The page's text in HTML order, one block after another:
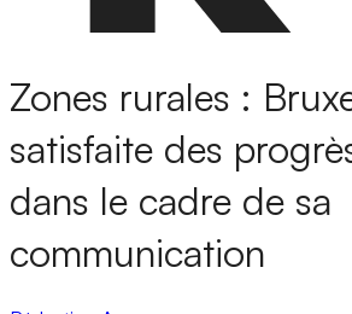
Zones rurales :
satisfaite des
dans le cadre de sa
communication